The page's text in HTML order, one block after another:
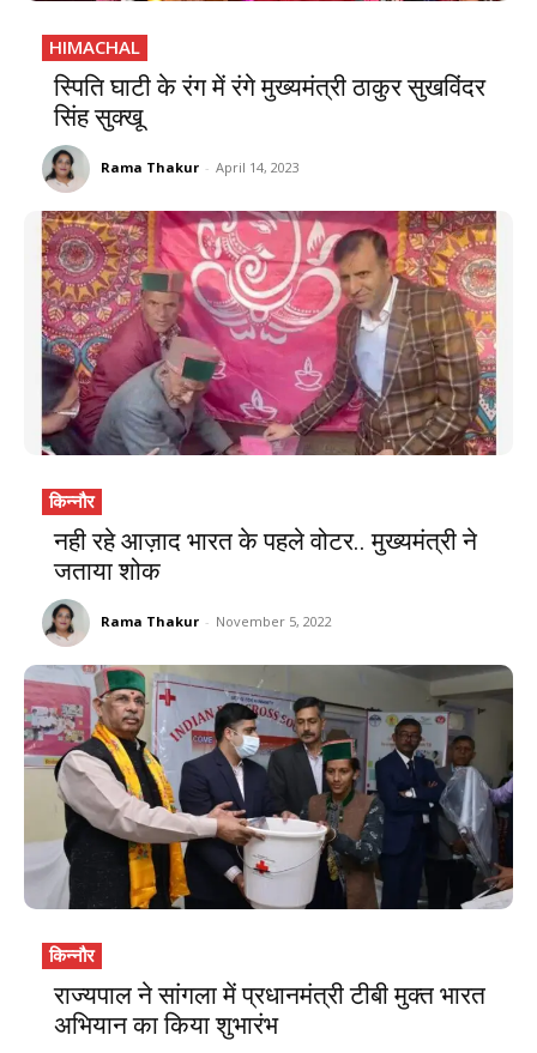
HIMACHAL
स्पिति घाटी के रंग में रंगे मुख्यमंत्री ठाकुर सुखविंदर
सिंह सुक्खू
Rama Thakur - April 14, 2023
किन्नौर
नही रहे आज़ाद भारत के पहले वोटर.. मुख्यमंत्री ने
जताया शोक
Rama Thakur - November 5, 2022
किन्नौर
राज्यपाल ने सांगला में प्रधानमंत्री टीबी मुक्त भारत
अभियान का किया शुभारंभ